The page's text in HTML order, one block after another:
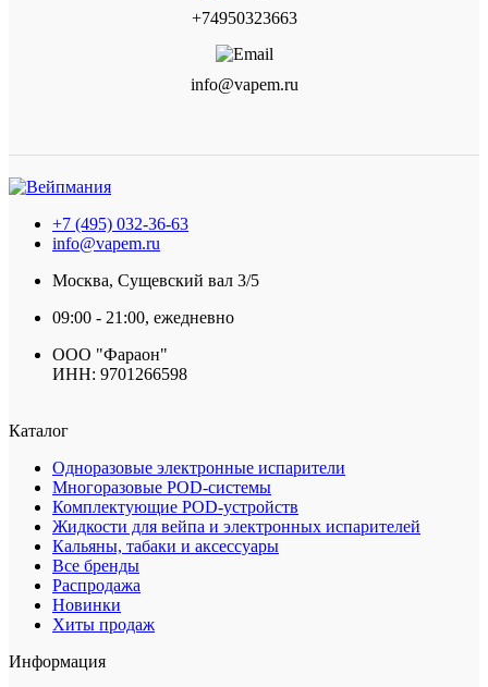
+74950323663
info@vapem.ru
+7 (495) 032-36-63
info@vapem.ru
Москва, Сущевский вал 3/5
09:00 - 21:00, ежедневно
ООО "Фараон"
ИНН: 9701266598
Каталог
Одноразовые электронные испарители
Многоразовые POD-системы
Комплектующие POD-устройств
Жидкости для вейпа и электронных испарителей
Кальяны, табаки и аксессуары
Все бренды
Распродажа
Новинки
Хиты продаж
Информация